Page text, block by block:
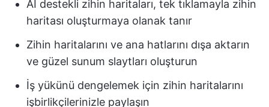
AI destekli zihin haritaları, tek tıklamayla zihin
haritası oluşturmaya olanak tanır
Zihin haritalarını ve ana hatlarını dışa aktarın
ve güzel sunum slaytları oluşturun
İş yükünü dengelemek için zihin haritalarını
işbirlikçilerinizle paylaşın